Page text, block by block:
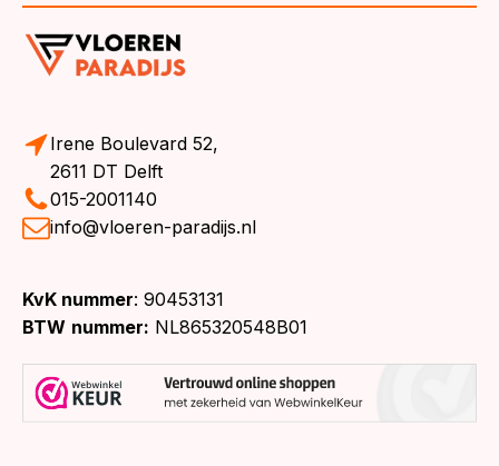
Irene Boulevard 52,
2611 DT Delft
015-2001140
info@vloeren-paradijs.nl
KvK nummer: 90453131
BTW nummer: NL865320548B01